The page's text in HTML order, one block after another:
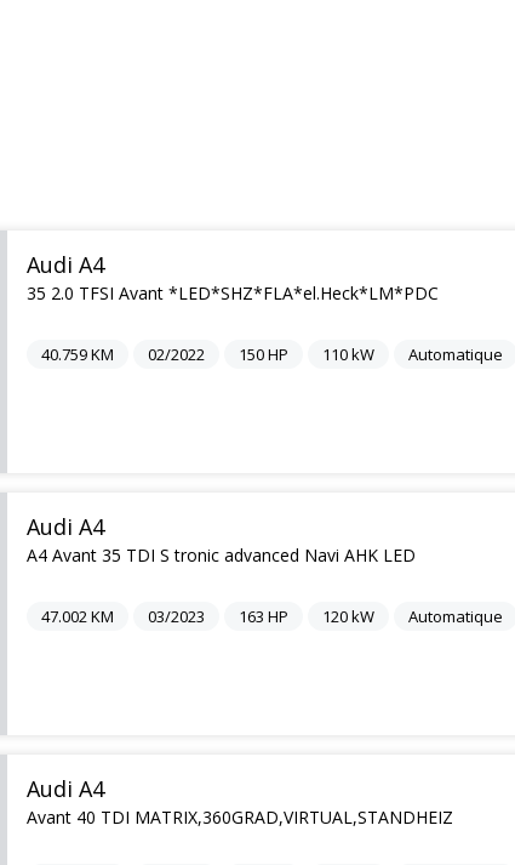
Audi A4
35 2.0 TFSI Avant *LED*SHZ*FLA*el.Heck*LM*PDC
40.759KM 02/2022 150HP 110kW Automatique
Audi A4
A4 Avant 35 TDI S tronic advanced Navi AHK LED
47.002 KM 03/2023 163 HP 120kW Automatique
Audi A4
Avant 40 TDI MATRIX,360GRAD,VIRTUAL,STANDHEIZ